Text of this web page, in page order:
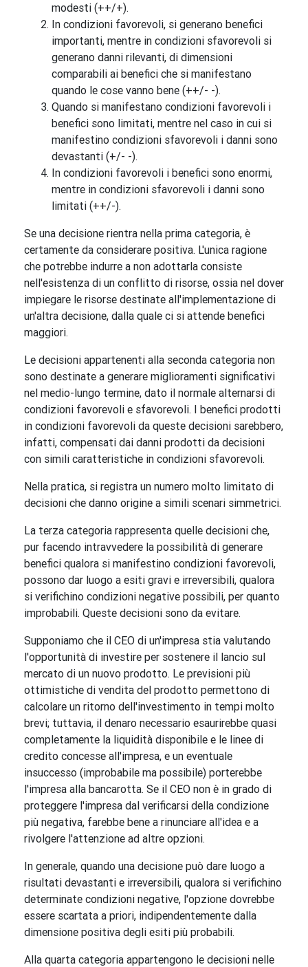
modesti (++/+).
In condizioni favorevoli, si generano benefici
importanti, mentre in condizioni sfavorevoli si
generano danni rilevanti, di dimensioni
comparabili ai benefici che si manifestano
quando le cose vanno bene (++/- -).
Quando si manifestano condizioni favorevoli i
benefici sono limitati, mentre nel caso in cui si
manifestino condizioni sfavorevoli i danni sono
devastanti (+/- -).
In condizioni favorevoli i benefici sono enormi,
mentre in condizioni sfavorevoli i danni sono
limitati (++/-).
Se una decisione rientra nella prima categoria, è
certamente da considerare positiva. L'unica ragione
che potrebbe indurre a non adottarla consiste
nell'esistenza di un conflitto di risorse, ossia nel dover
impiegare le risorse destinate all'implementazione di
un'altra decisione, dalla quale ci si attende benefici
maggiori.
Le decisioni appartenenti alla seconda categoria non
sono destinate a generare miglioramenti significativi
nel medio-lungo termine, dato il normale alternarsi di
condizioni favorevoli e sfavorevoli. I benefici prodotti
in condizioni favorevoli da queste decisioni sarebbero,
infatti, compensati dai danni prodotti da decisioni
con simili caratteristiche in condizioni sfavorevoli.
Nella pratica, si registra un numero molto limitato di
decisioni che danno origine a simili scenari simmetrici.
La terza categoria rappresenta quelle decisioni che,
pur facendo intravvedere la possibilità di generare
benefici qualora si manifestino condizioni favorevoli,
possono dar luogo a esiti gravi e irreversibili, qualora
si verifichino condizioni negative possibili, per quanto
improbabili. Queste decisioni sono da evitare.
Supponiamo che il CEO di un'impresa stia valutando
l'opportunità di investire per sostenere il lancio sul
mercato di un nuovo prodotto. Le previsioni più
ottimistiche di vendita del prodotto permettono di
calcolare un ritorno dell'investimento in tempi molto
brevi; tuttavia, il denaro necessario esaurirebbe quasi
completamente la liquidità disponibile e le linee di
credito concesse all'impresa, e un eventuale
insuccesso (improbabile ma possibile) porterebbe
l'impresa alla bancarotta. Se il CEO non è in grado di
proteggere l'impresa dal verificarsi della condizione
più negativa, farebbe bene a rinunciare all'idea e a
rivolgere l'attenzione ad altre opzioni.
In generale, quando una decisione può dare luogo a
risultati devastanti e irreversibili, qualora si verifichino
determinate condizioni negative, l'opzione dovrebbe
essere scartata a priori, indipendentemente dalla
dimensione positiva degli esiti più probabili.
Alla quarta categoria appartengono le decisioni nelle